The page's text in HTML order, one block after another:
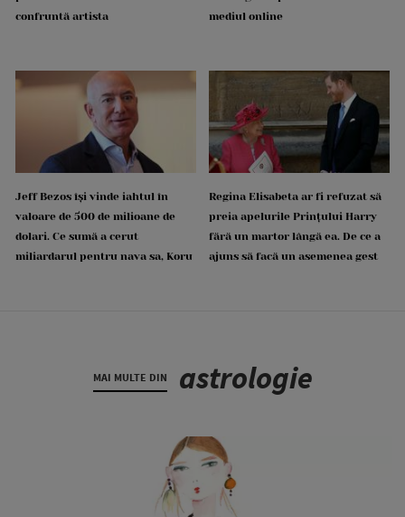
confruntă artista
mediul online
Jeff Bezos își vinde iahtul în
valoare de 500 de milioane de
dolari. Ce sumă a cerut
miliardarul pentru nava sa, Koru
Regina Elisabeta ar fi refuzat să
preia apelurile Prințului Harry
fără un martor lângă ea. De ce a
ajuns să facă un asemenea gest
MAI MULTE DIN astrologie